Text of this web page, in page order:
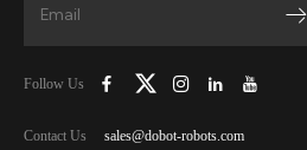
Follow Us
Contact Us sales@dobot-robots.com